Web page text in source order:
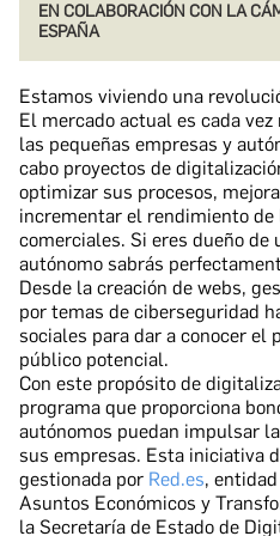
EN COLABORACIÓN CON LA
ESPAÑA
Estamos viviendo una revolución digital sin precedentes.
El mercado actual es cada
las pequeñas empresas y
cabo proyectos de
optimizar sus procesos,
incrementar el rendimiento de
comerciales. Si eres dueño de
autónomo sabrás
Desde la creación de webs,
por temas de ciberseguridad
sociales para dar a conocer el
público potencial.
Con este propósito de
programa que proporciona
autónomos puedan impulsar
sus empresas. Esta iniciativa
gestionada por Red.es,
Asuntos Económicos y
la Secretaría de Estado de